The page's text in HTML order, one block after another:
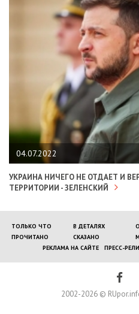
04.07.2022
УКРАИНА НИЧЕГО НЕ ОТДАЕТ И
ТЕРРИТОРИИ - ЗЕЛЕНСКИЙ
ТОЛЬКО ЧТО В ДЕТАЛЯХ
ПРОЧИТАНО
СКАЗАНО
РЕКЛАМА НА САЙТЕ
ПРЕСС-
2002-2026 ©